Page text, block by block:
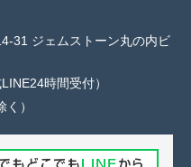
31 ジェムストーン丸の内ビ
時間受付）
）